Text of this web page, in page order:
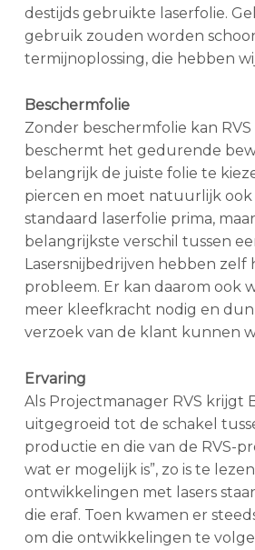
destijds gebruikte laserfolie.
gebruik zouden worden
termijnoplossing, die hebben
Beschermfolie
Zonder beschermfolie kan
beschermt het gedurende
belangrijk de juiste folie te
piercen en moet natuurlijk
standaard laserfolie prima,
belangrijkste verschil tussen
Lasersnijbedrijven hebben zelf
probleem. Er kan daarom ook
meer kleefkracht nodig en
verzoek van de klant kunnen
Ervaring
Als Projectmanager RVS krijgt
uitgegroeid tot de schakel
productie en die van de RVS-
wat er mogelijk is”, zo is te
ontwikkelingen met lasers
die eraf. Toen kwamen er
om die ontwikkelingen te